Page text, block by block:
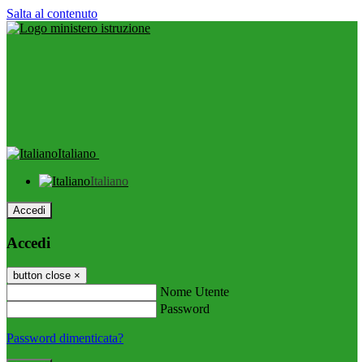
Salta al contenuto
Italiano
Italiano
Accedi
Accedi
button close ×
Nome Utente
Password
Password dimenticata?